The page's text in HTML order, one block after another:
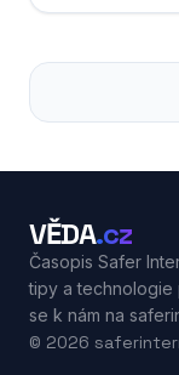
VĚDA.cz
Časopis Safer
tipy a technologie
se k nám na
© 2026